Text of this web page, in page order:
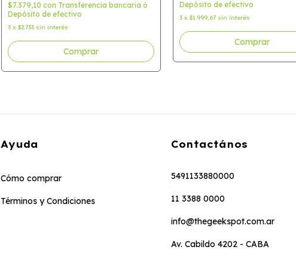
$7.379,10con Transferencia bancaria ó
Depósito de efectivo
3 x$2.733 sin interés
Depósito de efectivo
3 x $1.999,67 sin interés
Ayuda
Cómo comprar
Términos y Condiciones
Contactános
5491133880000
11 3388 0000
info@thegeekspot.com.ar
Av. Cabildo 4202 - CABA